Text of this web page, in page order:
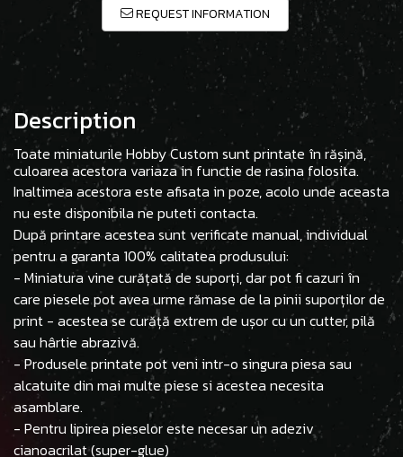
REQUEST INFORMATION
Description
Toate miniaturile Hobby Custom sunt printate în rășină,
culoarea acestora variaza in functie de rasina folosita.
Inaltimea acestora este afisata in poze, acolo unde aceasta
nu este disponibila ne puteti contacta.
După printare acestea sunt verificate manual, individual
pentru a garanta 100% calitatea produsului:
- Miniatura vine curățată de suporți, dar pot fi cazuri în
care piesele pot avea urme rămase de la pinii suporților de
print - acestea se curăță extrem de ușor cu un cutter, pilă
sau hârtie abrazivă.
- Produsele printate pot veni intr-o singura piesa sau
alcatuite din mai multe piese si acestea necesita
asamblare.
- Pentru lipirea pieselor este necesar un adeziv
cianoacrilat (super-glue)